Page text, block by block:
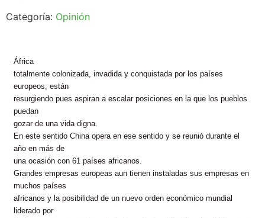
Categoría: Opinión
África
totalmente colonizada, invadida y conquistada por los países
europeos, están
resurgiendo pues aspiran a escalar posiciones en la que los pueblos
puedan
gozar de una vida digna.
En este sentido China opera en ese sentido y se reunió durante el
año en más de
una ocasión con 61 países africanos.
Grandes empresas europeas aun tienen instaladas sus empresas en
muchos países
africanos y la posibilidad de un nuevo orden económico mundial
liderado por